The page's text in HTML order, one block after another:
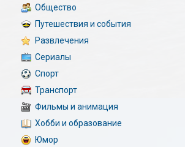
Общество
Путешествия и события
Развлечения
Сериалы
Спорт
Транспорт
Фильмы и анимация
Хобби и образование
Юмор